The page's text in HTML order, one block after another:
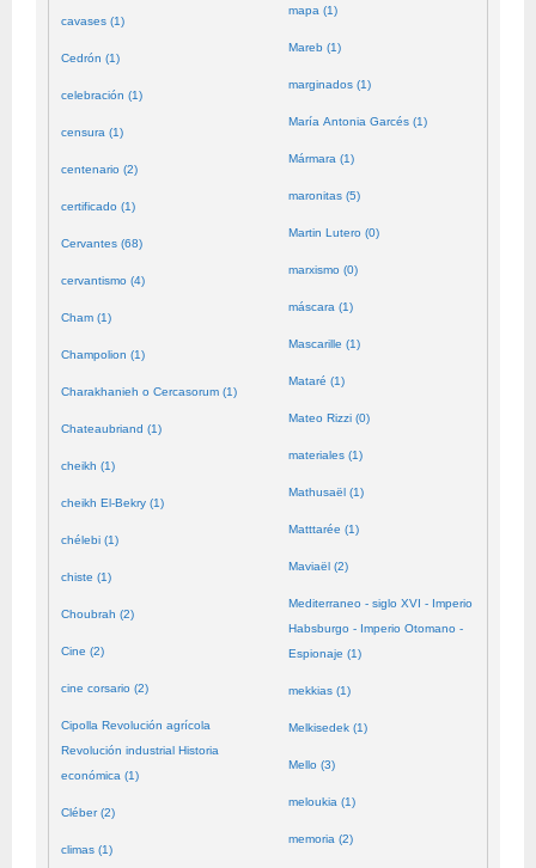
cavases (1)
Cedrón (1)
celebración (1)
censura (1)
centenario (2)
certificado (1)
Cervantes (68)
cervantismo (4)
Cham (1)
Champolion (1)
Charakhanieh o Cercasorum (1)
Chateaubriand (1)
cheikh (1)
cheikh El-Bekry (1)
chélebi (1)
chiste (1)
Choubrah (2)
Cine (2)
cine corsario (2)
Cipolla Revolución agrícola
Revolución industrial Historia
económica (1)
Cléber (2)
climas (1)
mapa (1)
Mareb (1)
marginados (1)
María Antonia Garcés (1)
Mármara (1)
maronitas (5)
Martin Lutero (0)
marxismo (0)
máscara (1)
Mascarille (1)
Mataré (1)
Mateo Rizzi (0)
materiales (1)
Mathusaël (1)
Matttarée (1)
Maviaël (2)
Mediterraneo - siglo XVI - Imperio
Habsburgo - Imperio Otomano -
Espionaje (1)
mekkias (1)
Melkisedek (1)
Mello (3)
meloukia (1)
memoria (2)